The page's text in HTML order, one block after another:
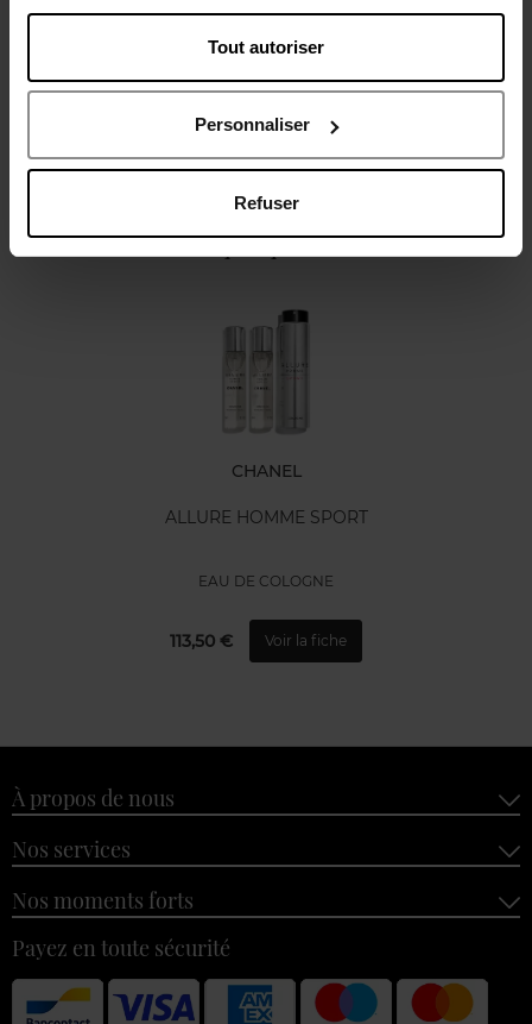
Tout autoriser
Personnaliser
Refuser
Caractéristiques
Oublié quelque chose ?
CHANEL
ALLURE HOMME SPORT
EAU DE COLOGNE
113,50 € Voir la fiche
À propos de nous
Nos services
Nos moments forts
Payez en toute sécurité